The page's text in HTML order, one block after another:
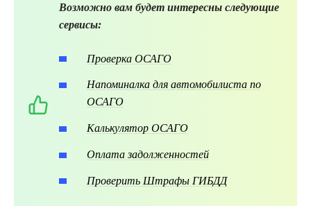
Возможно вам будет интересны следующие
сервисы:
Проверка ОСАГО
Напоминалка для автомобилиста по
ОСАГО
Калькулятор ОСАГО
Оплата задолженностей
Проверить Штрафы ГИБДД